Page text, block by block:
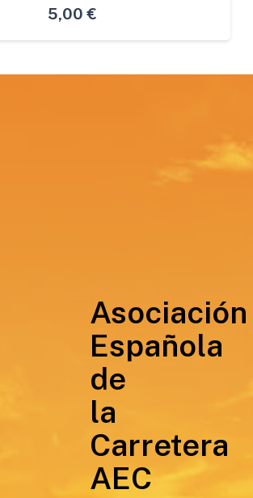
5,00 €
Asociación
Española
de
la
Carretera
AEC